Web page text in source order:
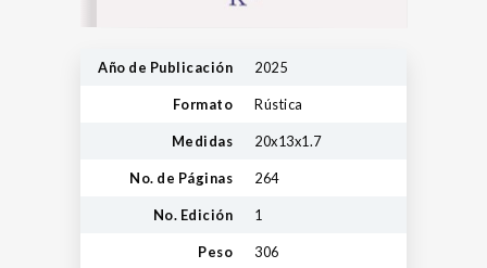
Año de Publicación 2025
Formato Rústica
Medidas 20x13x1.7
No. de Páginas 264
No. Edición 1
Peso 306